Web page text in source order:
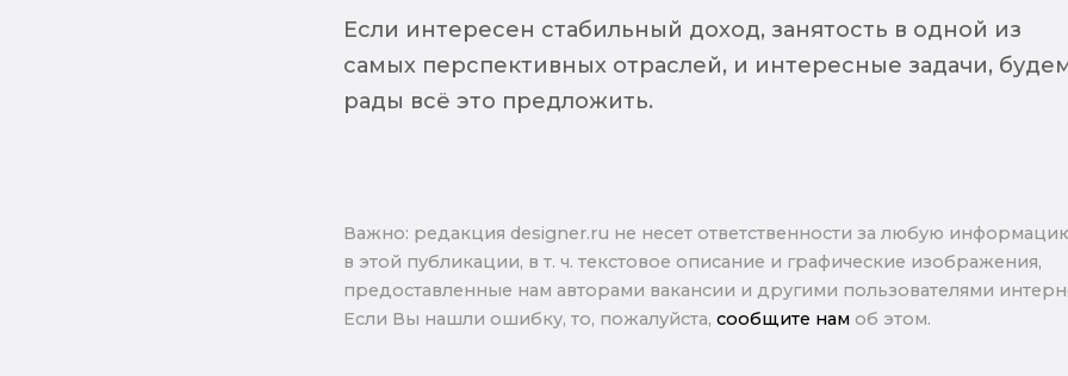
Если интересен стабильный доход, занятость в одной из
самых перспективных отраслей, и интересные задачи,
рады всё это предложить.
Важно: pедакция designer.ru не несет ответственности за любую
в этой публикации, в т. ч. текстовое описание и графические изображения,
предоставленные нам авторами вакансии и другими пользователями
Если Вы нашли ошибку, то, пожалуйста, сообщите нам об этом.